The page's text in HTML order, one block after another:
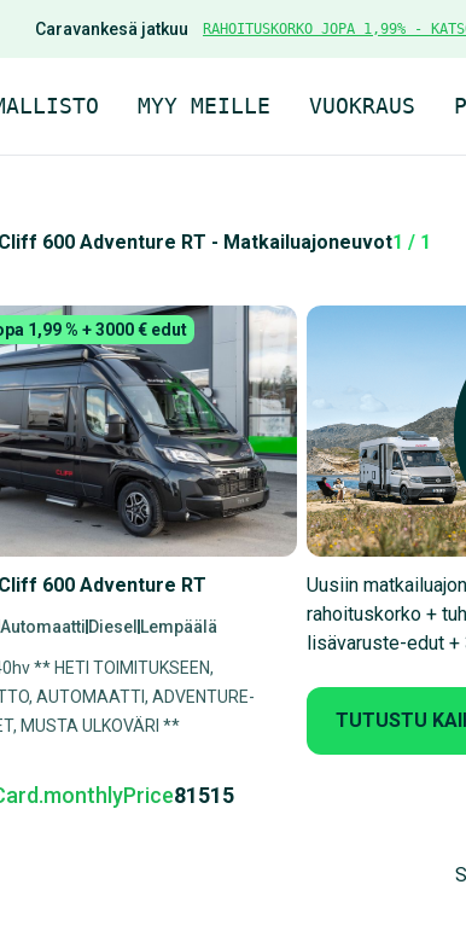
Caravankesä jatkuu RAHOITUSKORKO JOPA 1,99% -
MYY MEILLE VUOKRAUS
600 Adventure RT - Matkailuajoneuvot1 / 1
1,99 % + 3000 € edut
600 Adventure RT
Automaatti Diesel Lempäälä
** HETI TOIMITUKSEEN,
AUTOMAATTI, ADVENTURE-
MUSTA ULKOVÄRI **
81515
Uusiin
rahoituskorko +
lisävaruste-edut
TUTUSTU